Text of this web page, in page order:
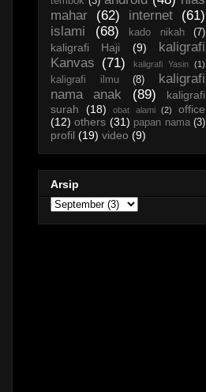
mahar
(62) internet
(61)
islami
(68) kado nikah (7)
kaligrafi Haji (9)
kaligrafi
Kanvas (71) kaligrafi Yasin (1)
kaligrafi ilmu (8)
kaligrafi
nama anak
(89)
kaligrafi
surah
(18) obat alami (2)
office
(12) others (31) papan nama (3)
profil (19) video (9)
Arsip